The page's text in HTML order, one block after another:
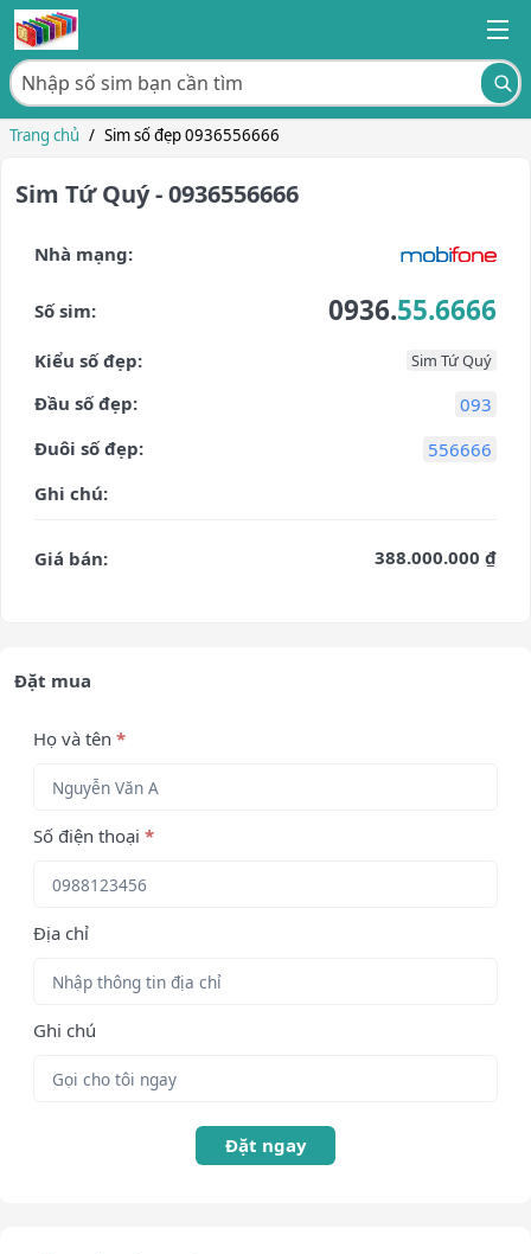
Trang chủ / Sim số đẹp 0936556666
Sim Tứ Quý - 0936556666
Nhà mạng:
Số sim: 0936.55.6666
Kiểu số đẹp: Sim Tứ Quý
Đầu số đẹp:
093
Đuôi số đẹp:
556666
Ghi chú:
Giá bán: 388.000.000 ₫
Đặt mua
Họ và tên *
Số điện thoại *
Địa chỉ
Ghi chú
Đặt ngay